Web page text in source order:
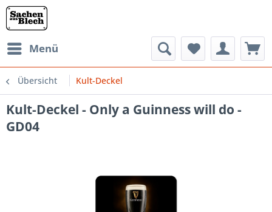
Menü
Übersicht Kult-Deckel
Kult-Deckel - Only a Guinness will do -
GD04